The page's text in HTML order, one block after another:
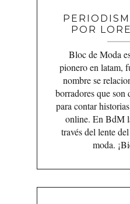
POR
Bloc de Moda
pionero en latam,
nombre se
borradores que son
para contar
online. En BdM
través del lente
moda.